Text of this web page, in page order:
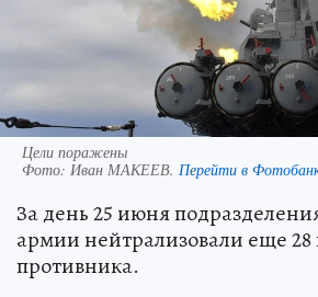
Цели поражены
Фото: Иван МАКЕЕВ. Перейти в
За день 25 июня
армии нейтрализовали еще 28
противника.